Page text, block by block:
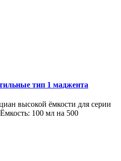
тип 1 маджента
высокой ёмкости для серии
100 мл на 500